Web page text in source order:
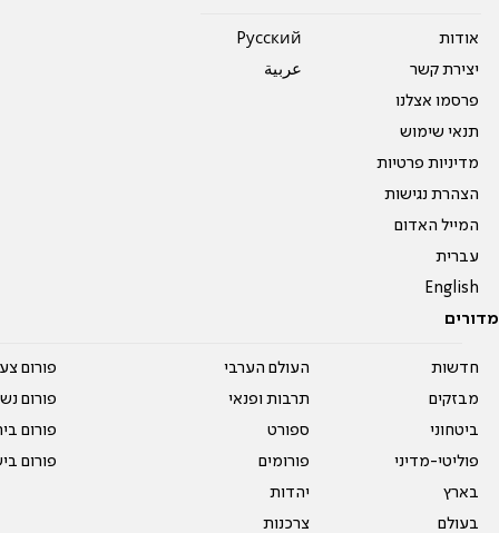
אודות
יצירת קשר
פרסמו אצלנו
תנאי שימוש
מדיניות פרטיות
הצהרת נגישות
המייל האדום
עברית
English
Pусский
عربية
מדורים
חדשות
מבזקים
ביטחוני
פוליטי-מדיני
בארץ
בעולם
העולם הערבי
תרבות ופנאי
ספורט
פורומים
יהדות
צרכנות
פורום
פורום
פורום
פורום